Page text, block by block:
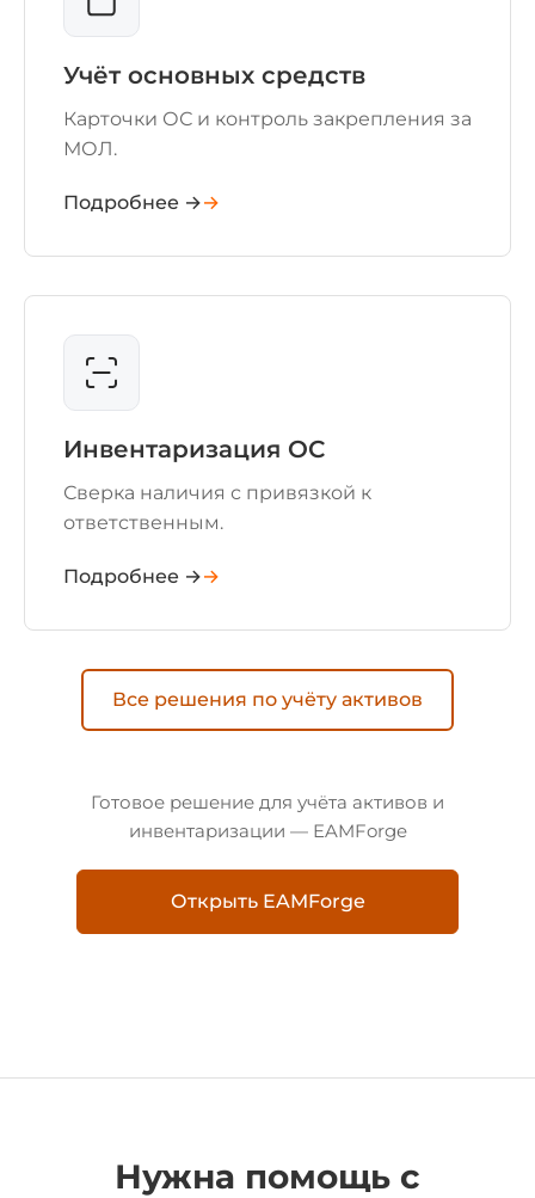
Учёт основных средств
Карточки ОС и контроль закрепления за
МОЛ.
Подробнее →
Инвентаризация ОС
Сверка наличия с привязкой к
ответственным.
Подробнее →
Все решения по учёту активов
Готовое решение для учёта активов и
инвентаризации — EAMForge
Открыть EAMForge
Нужна помощь с